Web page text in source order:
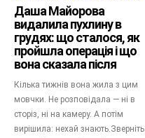
Даша Майорова
видалила пухлину в
грудях: що сталося, як
пройшла операція і що
вона сказала після
Кілька тижнів вона жила з цим
мовчки. Не розповідала — ні в
сторіз, ні на камеру. А потім
вирішила: нехай знають.Зверніть